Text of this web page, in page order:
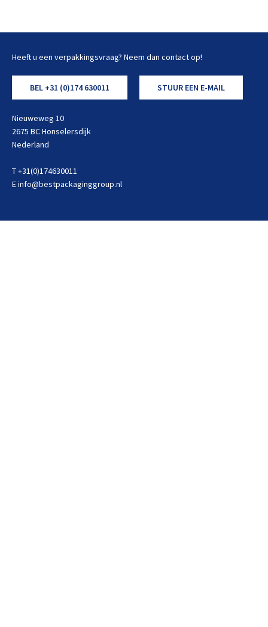
Heeft u een verpakkingsvraag? Neem dan contact op!
BEL +31 (0)174 630011 STUUR EEN E-MAIL
Nieuweweg 10
2675 BC Honselersdijk
Nederland
T +31(0)174630011
Einfo@bestpackaginggroup.nl